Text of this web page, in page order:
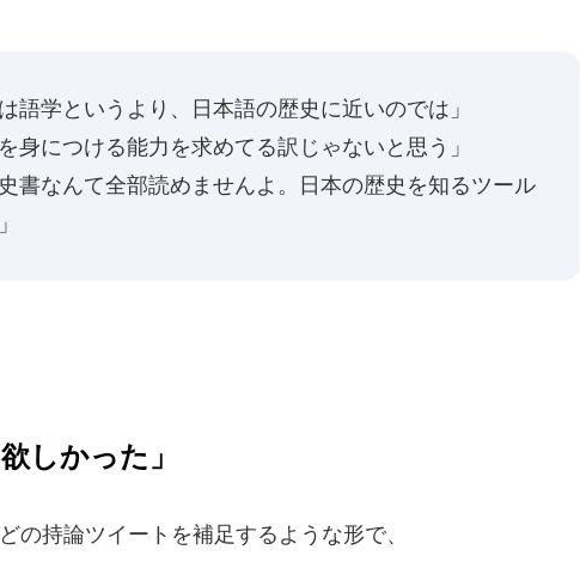
語学というより、日本語の歴史に近いのでは」
身につける能力を求めてる訳じゃないと思う」
書なんて全部読めませんよ。日本の歴史を知るツール
しかった」
の持論ツイートを補足するような形で、